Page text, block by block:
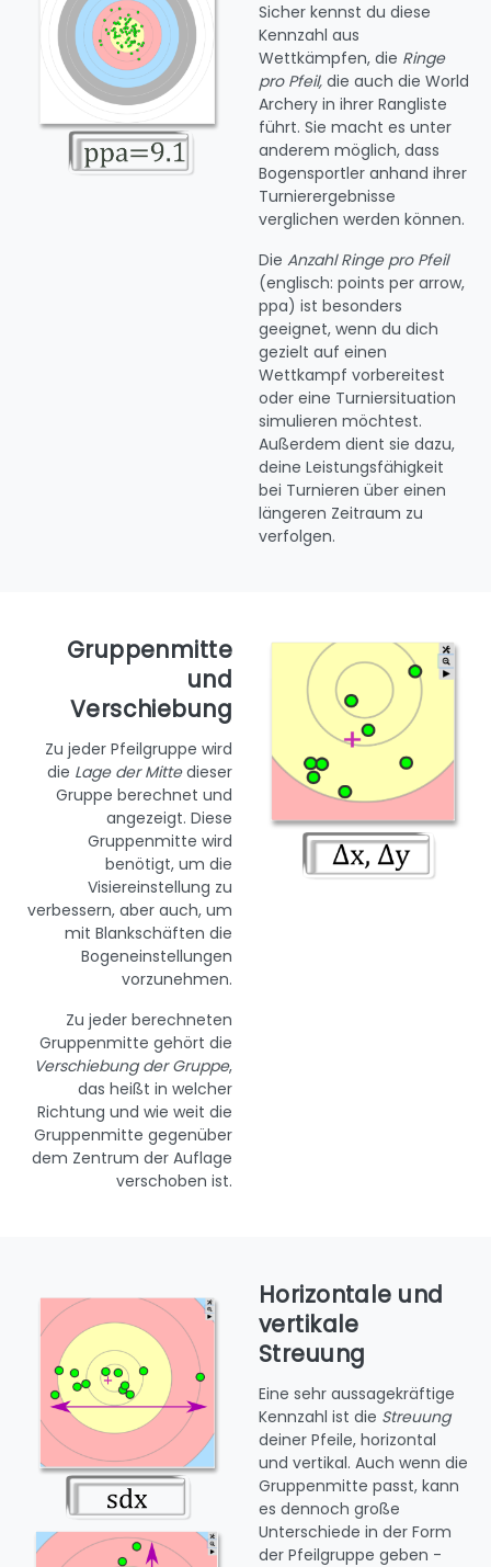
Sicher kennst du diese
Kennzahl aus
Wettkämpfen, die Ringe
pro Pfeil, die auch die World
Archery in ihrer Rangliste
führt. Sie macht es unter
anderem möglich, dass
Bogensportler anhand ihrer
Turnierergebnisse
verglichen werden können.
Die Anzahl Ringe pro Pfeil
(englisch: points per arrow,
ppa) ist besonders
geeignet, wenn du dich
gezielt auf einen
Wettkampf vorbereitest
oder eine Turniersituation
simulieren möchtest.
Außerdem dient sie dazu,
deine Leistungsfähigkeit
bei Turnieren über einen
längeren Zeitraum zu
verfolgen.
Gruppenmitte
und
Verschiebung
Zu jeder Pfeilgruppe wird
die Lage der Mittedieser
Gruppe berechnet und
angezeigt. Diese
Gruppenmitte wird
benötigt, um die
Visiereinstellung zu
verbessern, aber auch, um
mit Blankschäften die
Bogeneinstellungen
vorzunehmen.
Zu jeder berechneten
Gruppenmitte gehört die
Verschiebung der Gruppe,
das heißt in welcher
Richtung und wie weit die
Gruppenmitte gegenüber
dem Zentrum der Auflage
verschoben ist.
Horizontale und
vertikale
Streuung
Eine sehr aussagekräftige
Kennzahl ist die Streuung
deiner Pfeile, horizontal
und vertikal. Auch wenn die
Gruppenmitte passt, kann
es dennoch große
Unterschiede in der Form
der Pfeilgruppe geben -